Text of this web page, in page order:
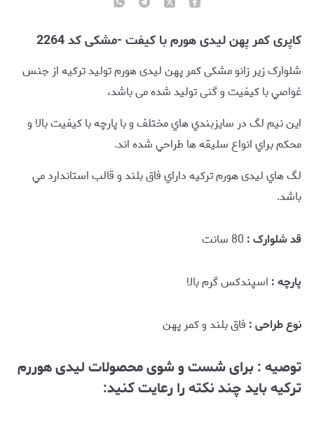
کاپری کمر پهن لیدی هورم با کیفت -مشکی کد 2264
شلوارک زیر زانو مشکی کمر پهن لیدی هورم توليد تركيه از جنس
غواصي با کیفیت و گنی توليد شده می باشد،
اين نیم لگ در سايزبندي هاي مختلف و با پارچه با کیفیت بالا و
محکم براي انواع سليقه ها طراحي شده اند.
لگ هاي لیدی هورم ترکیه داراي فاق بلند و قالب استاندارد مي
باشد.
قد شلوارک :
پارچه : اسپندکس گرم بالا
نوع طراحی : فاق بلند و کمر پهن
توصیه : برای شست و شوی محصولات لیدی هوررم
ترکیه باید چند نکته را رعایت کنید: